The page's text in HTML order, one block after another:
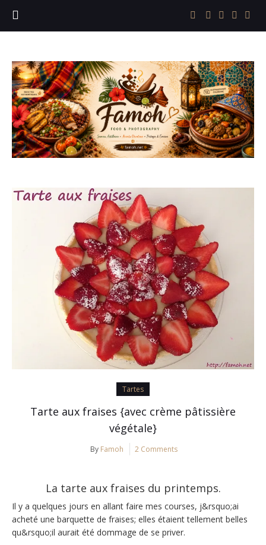
Tartes
Tarte aux fraises {avec crème pâtissière
végétale}
By Famoh 2 Comments
La tarte aux fraises du printemps.
Il y a quelques jours en allant faire mes courses, j&rsquo;ai
acheté une barquette de fraises; elles étaient tellement belles
qu&rsquo;il aurait été dommage de se priver.